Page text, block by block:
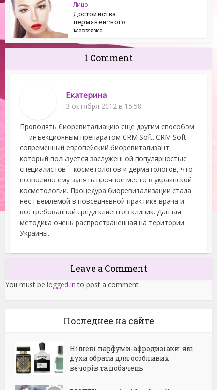
Лицо
Достоинства
перманентного
макияжа
1 Comment
Екатерина
3 октября 2012 в 15:58
Проводять биоревиталиацию еще другим способом
— инъекционным препаратом CRM Soft. CRM Soft –
современный европейский биоревитализант,
который пользуется заслуженной популярностью
специалистов – косметологов и дерматологов, что
позволило ему занять прочное место в украинской
косметологии. Процедура биоревитализации стала
неотъемлемой в повседневной практике врача и
востребованной среди клиентов клиник. Данная
методика очень распространенная на територии
Украины.
Leave a Comment
You must belogged in to post a comment.
Последнее на сайте
Нішеві парфуми-афродизіаки: які
духи обрати для особливих
вечорів та побачень